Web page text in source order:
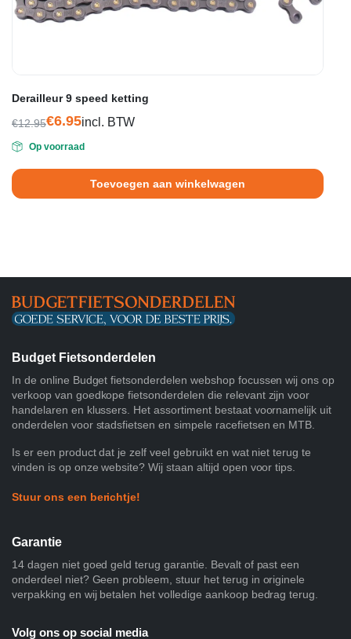
Derailleur 9 speed ketting
€12.95
prijs
was:
€6.95
prijs
is:
incl. BTW
Op voorraad
Toevoegen aan winkelwagen
Budget Fietsonderdelen
In de online Budget fietsonderdelen webshop focussen wij ons op
verkoop van goedkope fietsonderdelen die relevant zijn voor
handelaren en klussers. Het assortiment bestaat voornamelijk uit
onderdelen voor stadsfietsen en simpele racefietsen en MTB.
Is er een product dat je zelf veel gebruikt en wat niet terug te
vinden is op onze website? Wij staan altijd open voor tips.
Stuur ons een berichtje!
Garantie
14 dagen niet goed geld terug garantie. Bevalt of past een
onderdeel niet? Geen probleem, stuur het terug in originele
verpakking en wij betalen het volledige aankoop bedrag terug.
Volg ons op social media